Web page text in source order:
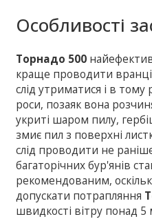
Особливості
Торнадо 500
краще проводити вранці
слід утриматися і в
роси, позаяк вона
укриті шаром пилу,
змиє пил з поверхні
слід проводити не
багаторічних бур'янів
рекомендованим,
допускати потрапляння
швидкості вітру понад 5